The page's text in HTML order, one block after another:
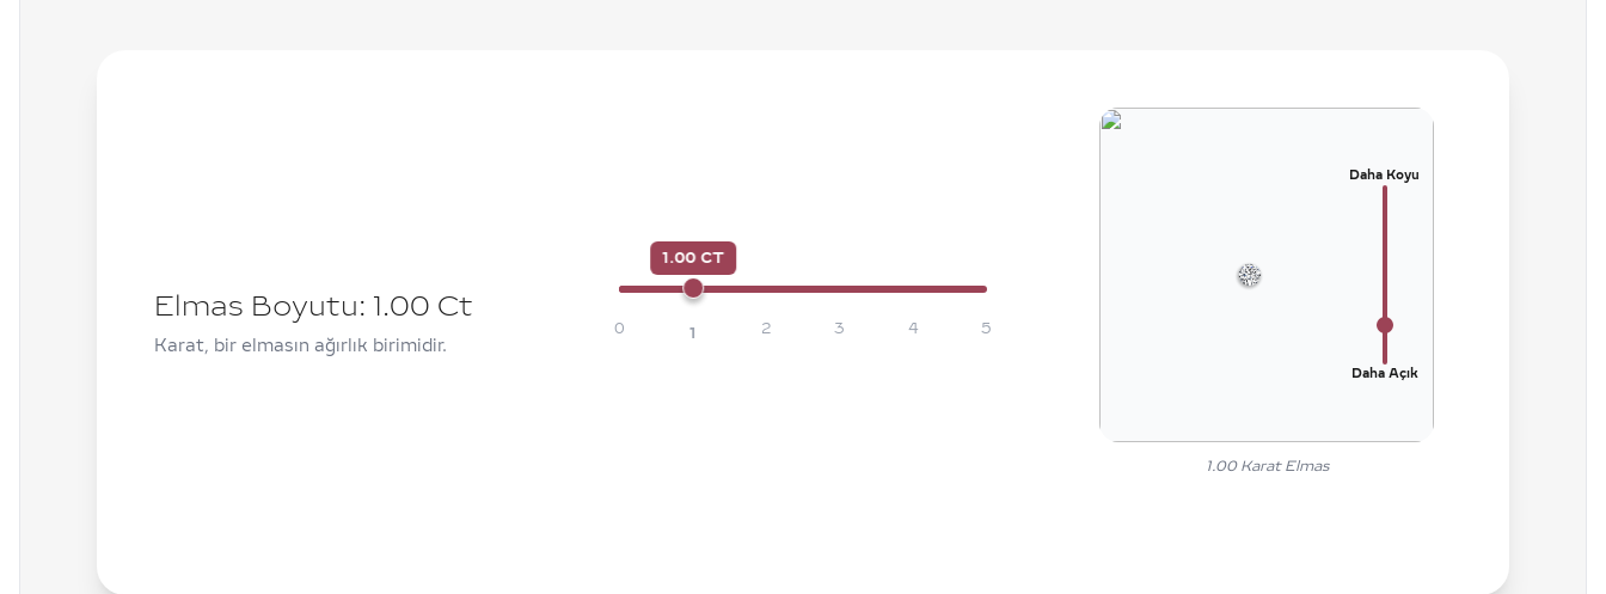
Elmas Boyutu: 1.00 Ct
Karat, bir elmasın ağırlık birimidir.
1.00 CT
0 1 2 3 4 5
Daha Koyu
Daha Açık
1.00Karat Elmas